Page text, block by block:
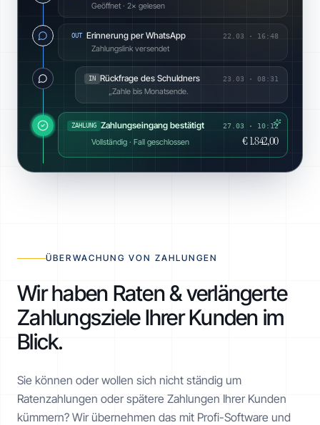
Geöffnet · 2× gelesen
OUT Erinnerung per WhatsApp 22.03 · 16:48
Zahlungslink versendet
IN Rückfrage des Schuldners 23.03 · 08:31
„Zahle bis Monatsende.
ZAHLUNG Zahlungseingang bestätigt 27.03 · 10:12
Vollständig · Fall geschlossen € 1.842,00
ÜBERWACHUNG VON ZAHLUNGEN
Wir haben Raten & verlängerte
Zahlungsziele Ihrer Kunden im
Blick.
Sie können oder wollen sich nicht ständig um
Ratenzahlungen oder spätere Zahlungen Ihrer Kunden
kümmern? Wir übernehmen das mit Profi-Software und